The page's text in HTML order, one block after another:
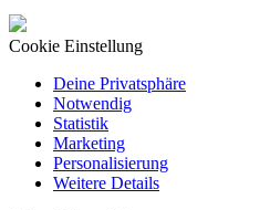
Cookie Einstellung
Deine Privatsphäre
Notwendig
Statistik
Marketing
Personalisierung
Weitere Details